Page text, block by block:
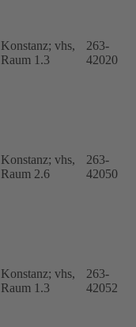
Konstanz; vhs,
Raum 1.3
263-
42020
Konstanz; vhs,
Raum 2.6
263-
42050
Konstanz; vhs,
Raum 1.3
263-
42052